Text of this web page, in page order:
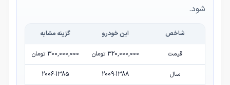
شود.
شاخص این خودرو گزینه مشابه
قیمت 320,000,000 تومان 300,000,000 تومان
سال 2009-1388
2006-1385